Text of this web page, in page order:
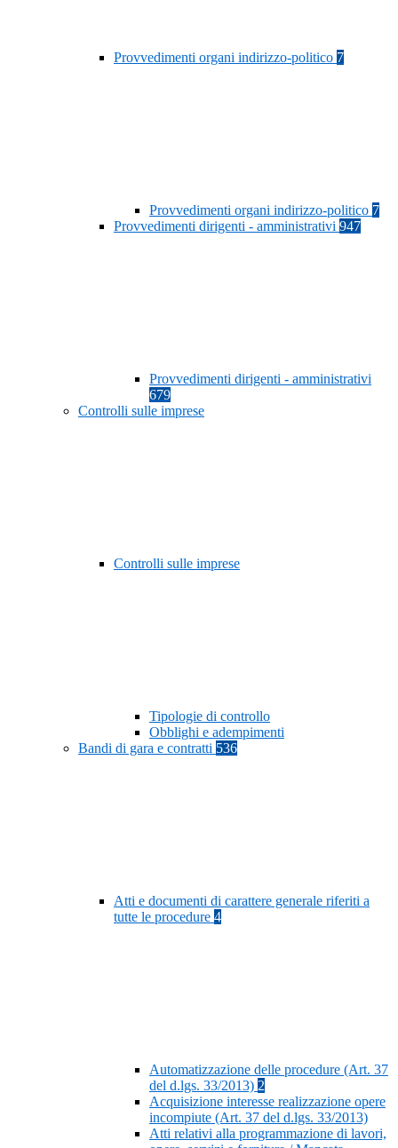
Provvedimenti organi indirizzo-politico 7
Provvedimenti organi indirizzo-politico 7
Provvedimenti dirigenti - amministrativi 947
Provvedimenti dirigenti - amministrativi
679
Controlli sulle imprese
Controlli sulle imprese
Tipologie di controllo
Obblighi e adempimenti
Bandi di gara e contratti 536
Atti e documenti di carattere generale riferiti a
tutte le procedure 4
Automatizzazione delle procedure (Art. 37
del d.lgs. 33/2013) 2
Acquisizione interesse realizzazione opere
incompiute (Art. 37 del d.lgs. 33/2013)
Atti relativi alla programmazione di lavori,